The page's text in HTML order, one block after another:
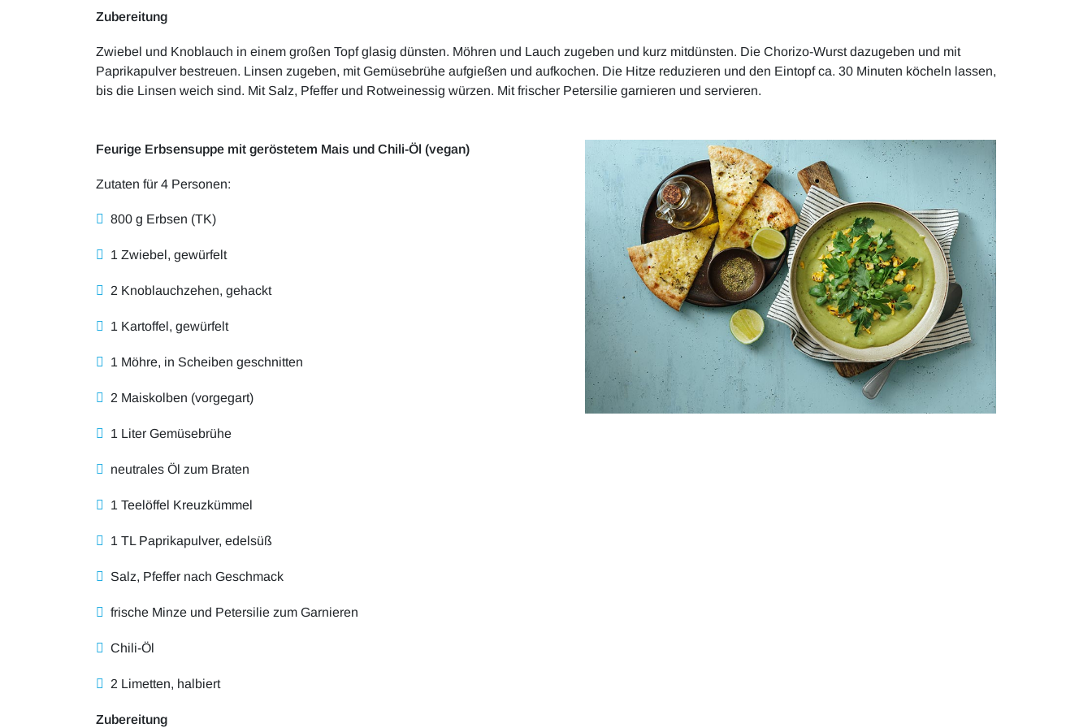
Zubereitung
Zwiebel und Knoblauch in einem großen Topf glasig dünsten. Möhren und Lauch zugeben und kurz mitdünsten. Die Chorizo-Wurst dazugeben und mit
Paprikapulver bestreuen. Linsen zugeben, mit Gemüsebrühe aufgießen und aufkochen. Die Hitze reduzieren und den Eintopf ca. 30 Minuten köcheln lassen,
bis die Linsen weich sind. Mit Salz, Pfeffer und Rotweinessig würzen. Mit frischer Petersilie garnieren und servieren.
Feurige Erbsensuppe mit geröstetem Mais und Chili-Öl (vegan)
Zutaten für 4 Personen:
800 g Erbsen (TK)
1 Zwiebel, gewürfelt
2 Knoblauchzehen, gehackt
1 Kartoffel, gewürfelt
1 Möhre, in Scheiben geschnitten
2 Maiskolben (vorgegart)
1 Liter Gemüsebrühe
neutrales Öl zum Braten
1 Teelöffel Kreuzkümmel
1 TL Paprikapulver, edelsüß
Salz, Pfeffer nach Geschmack
frische Minze und Petersilie zum Garnieren
Chili-Öl
2 Limetten, halbiert
Zubereitung